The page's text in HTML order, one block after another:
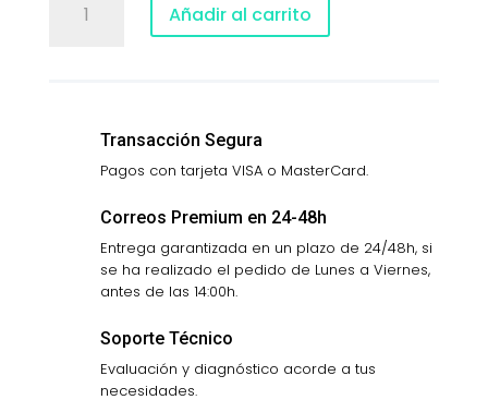
RUEDAS
cantidad
Añadir al carrito
Transacción Segura
Pagos con tarjeta VISA o MasterCard.
Correos Premium en 24-48h
Entrega garantizada en un plazo de 24/48h, si
se ha realizado el pedido de Lunes a Viernes,
antes de las 14:00h.
Soporte Técnico
Evaluación y diagnóstico acorde a tus
necesidades.